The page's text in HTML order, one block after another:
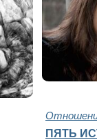
ПЯТЬ